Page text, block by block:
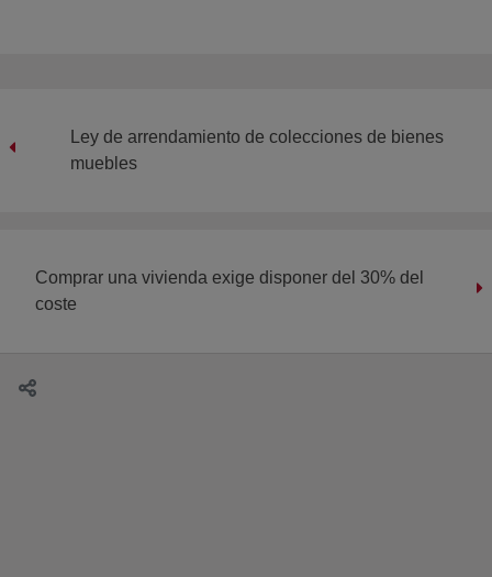
Ley de arrendamiento de colecciones de bienes
muebles
Comprar una vivienda exige disponer del 30% del
coste